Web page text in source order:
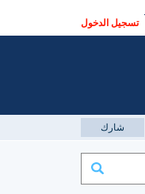
شارك
تسجيل الدخول